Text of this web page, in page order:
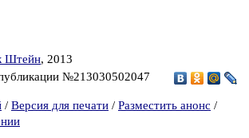
Штейн, 2013
№213030502047
/ Версия для печати / Разместить анонс /